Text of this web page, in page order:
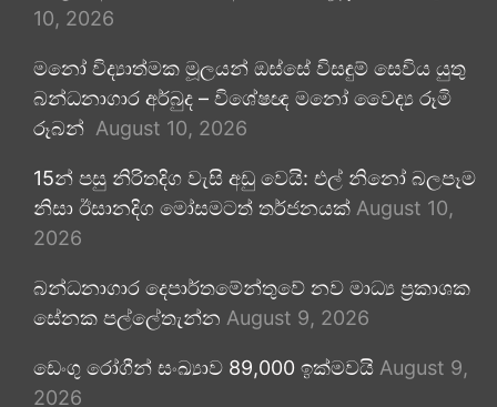
10, 2026
මනෝ විද්‍යාත්මක මූලයන් ඔස්සේ විසඳුම් සෙවිය යුතු
බන්ධනාගාර අර්බුද – විශේෂඥ මනෝ වෛද්‍ය රූමි
රූබන් August 10, 2026
15න් පසු නිරිතදිග වැසි අඩු වෙයි: එල් නිනෝ බලපෑම
නිසා ඊසානදිග මෝසමටත් තර්ජනයක් August 10,
2026
බන්ධනාගාර දෙපාර්තමේන්තුවේ නව මාධ්‍ය ප්‍රකාශක
සේනක පල්ලේතැන්න August 9, 2026
ඩෙංගු රෝගීන් සංඛ්‍යාව 89,000 ඉක්මවයි August 9,
2026